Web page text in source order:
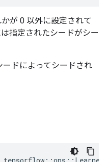
が 0 以外に設定されて
指定されたシードがシー
ドによってシードされ